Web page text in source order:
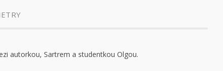
autorkou, Sartrem a studentkou Olgou.